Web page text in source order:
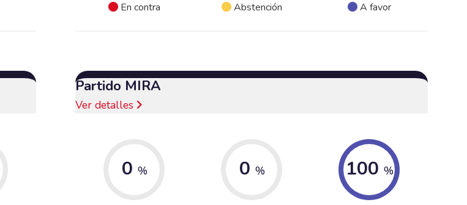
En contra Abstención A favor
Partido MIRA
Ver detalles
0 % 0 % 100 %